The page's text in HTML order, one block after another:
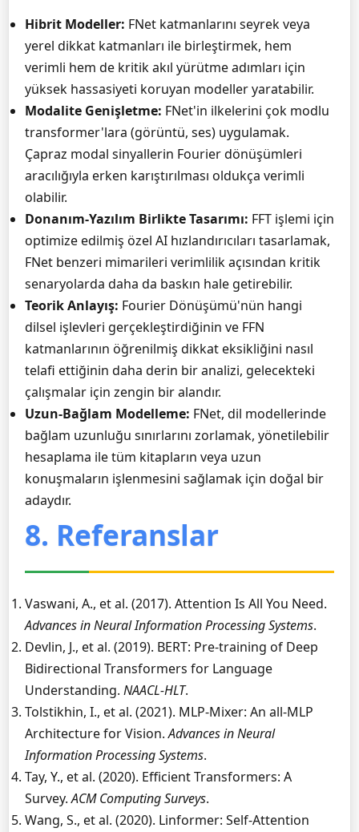
Hibrit Modeller: FNet katmanlarını seyrek veya
yerel dikkat katmanları ile birleştirmek, hem
verimli hem de kritik akıl yürütme adımları için
yüksek hassasiyeti koruyan modeller yaratabilir.
Modalite Genişletme: FNet'in ilkelerini çok modlu
transformer'lara (görüntü, ses) uygulamak.
Çapraz modal sinyallerin Fourier dönüşümleri
aracılığıyla erken karıştırılması oldukça verimli
olabilir.
Donanım-Yazılım Birlikte Tasarımı: FFT işlemi için
optimize edilmiş özel AI hızlandırıcıları tasarlamak,
FNet benzeri mimarileri verimlilik açısından kritik
senaryolarda daha da baskın hale getirebilir.
Teorik Anlayış: Fourier Dönüşümü'nün hangi
dilsel işlevleri gerçekleştirdiğinin ve FFN
katmanlarının öğrenilmiş dikkat eksikliğini nasıl
telafi ettiğinin daha derin bir analizi, gelecekteki
çalışmalar için zengin bir alandır.
Uzun-Bağlam Modelleme: FNet, dil modellerinde
bağlam uzunluğu sınırlarını zorlamak, yönetilebilir
hesaplama ile tüm kitapların veya uzun
konuşmaların işlenmesini sağlamak için doğal bir
adaydır.
8. Referanslar
Vaswani, A., et al. (2017). Attention Is All You Need.
Advances in Neural Information Processing Systems.
Devlin, J., et al. (2019). BERT: Pre-training of Deep
Bidirectional Transformers for Language
Understanding. NAACL-HLT.
Tolstikhin, I., et al. (2021). MLP-Mixer: An all-MLP
Architecture for Vision.Advances in Neural
Information Processing Systems.
Tay, Y., et al. (2020). Efficient Transformers: A
Survey.ACM Computing Surveys.
Wang, S., et al. (2020). Linformer: Self-Attention